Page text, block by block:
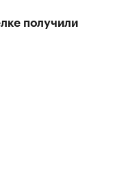
получили